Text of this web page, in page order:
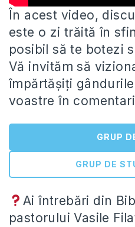
În acest video,
este o zi trăită în
posibil să te botezi
Vă invităm să
împărtășiți
voastre în
GRUP
GRUP DE
Ai întrebări din
pastorului Vasile